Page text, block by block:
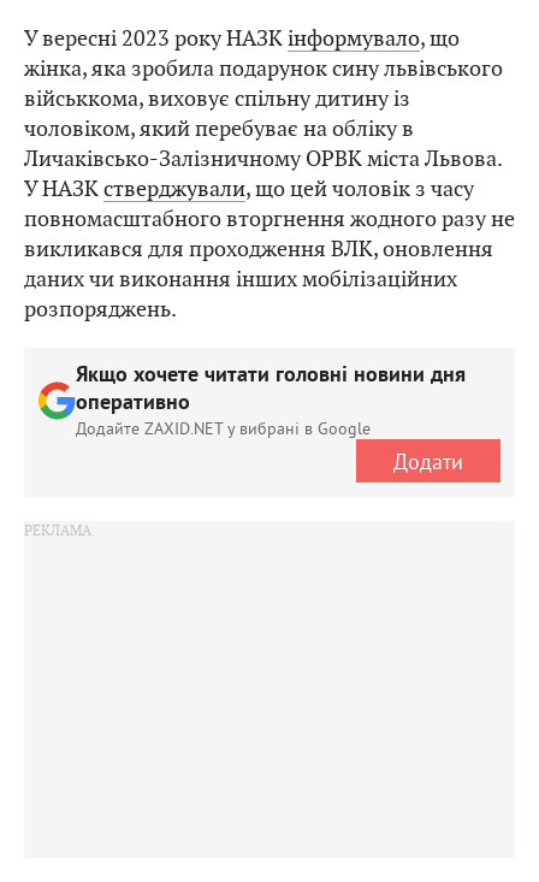
У вересні 2023 року НАЗКінформувало, що
жінка, яка зробила подарунок сину львівського
військкома, виховує спільну дитину із
чоловіком, який перебуває на обліку в
Личаківсько-Залізничному ОРВК міста Львова.
У НАЗКстверджували, що цей чоловік з часу
повномасштабного вторгнення жодного разу не
викликався для проходження ВЛК, оновлення
даних чи виконання інших мобілізаційних
розпоряджень.
Якщо хочете читати головні новини дня
оперативно
Додайте ZAXID.NET у вибрані в Google
Додати